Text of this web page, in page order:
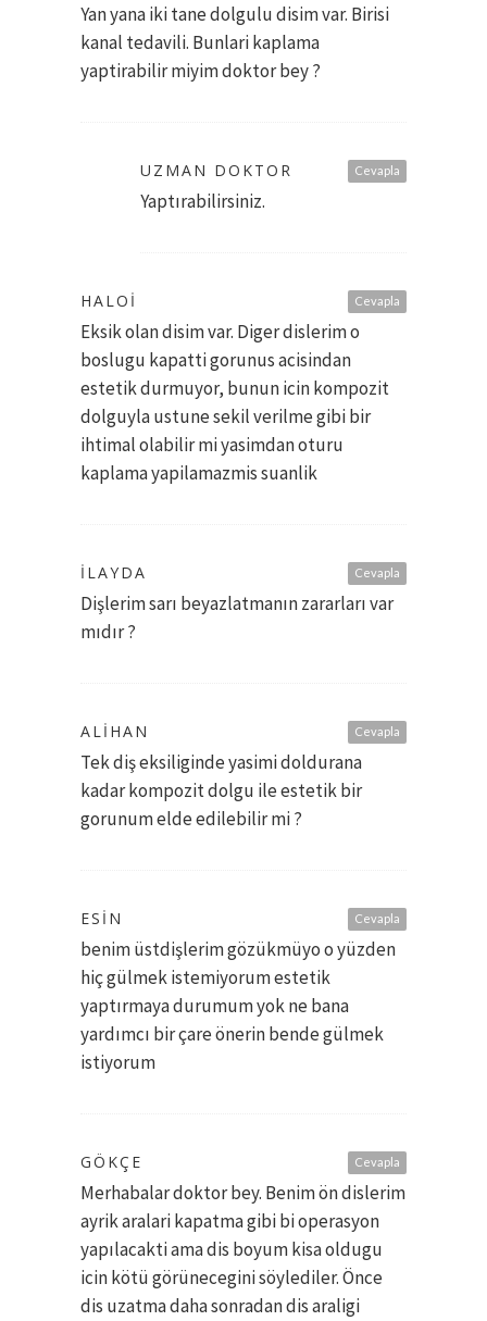
Yan yana iki tane dolgulu disim var. Birisi
kanal tedavili. Bunlari kaplama
yaptirabilir miyim doktor bey ?
Cevapla
UZMAN DOKTOR
Yaptırabilirsiniz.
Cevapla
HALOI
Eksik olan disim var. Diger dislerim o
boslugu kapatti gorunus acisindan
estetik durmuyor, bunun icin kompozit
dolguyla ustune sekil verilme gibi bir
ihtimal olabilir mi yasimdan oturu
kaplama yapilamazmis suanlik
Cevapla
ILAYDA
Dişlerim sarı beyazlatmanın zararları var
mıdır ?
Cevapla
ALIHAN
Tek diş eksiliginde yasimi doldurana
kadar kompozit dolgu ile estetik bir
gorunum elde edilebilir mi ?
Cevapla
ESIN
benim üstdişlerim gözükmüyo o yüzden
hiç gülmek istemiyorum estetik
yaptırmaya durumum yok ne bana
yardımcı bir çare önerin bende gülmek
istiyorum
Cevapla
GÖKÇE
Merhabalar doktor bey. Benim ön dislerim
ayrik aralari kapatma gibi bi operasyon
yapılacakti ama dis boyum kisa oldugu
icin kötü görünecegini söylediler. Önce
dis uzatma daha sonradan dis araligi